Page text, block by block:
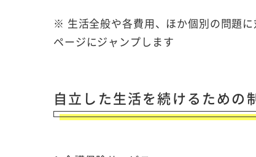
※ 生活全般や各費用、ほか個別の問題に
ページにジャンプします
自立した生活を続けるための